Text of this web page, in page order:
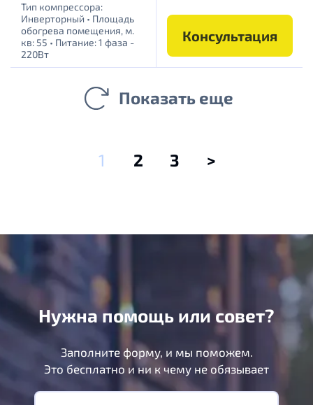
Тип компрессора:
Инверторный • Площадь
обогрева помещения, м.
кв: 55 • Питание: 1 фаза -
220Вт
Консультация
Показать еще
1 2 3 >
Нужна помощь или совет?
Заполните форму, и мы поможем.
Это бесплатно и ни к чему не обязывает